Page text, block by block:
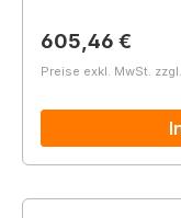
Regulärer Preis:
605,46 €
Preise exkl. MwSt.